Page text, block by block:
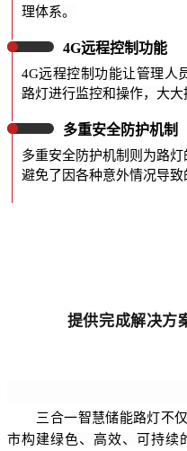
理体系。
4G远程控制功能
4G远程控制功能让管理人
路灯进行监控和操作，大大
多重安全防护机制
多重安全防护机制则为路
避免了因各种意外情况导致
提供完成解决方
三合一智慧储能路灯不
市构建绿色、高效、可持续